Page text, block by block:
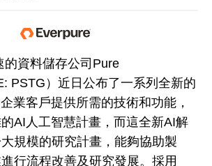
的資料儲存公司Pure
PSTG）近日公布了一系列全新的
業客戶提供所需的技術和功能，
AI人工智慧計畫，而這全新AI解
規模的研究計畫，能夠協助製
行流程改善及研究發展。採用